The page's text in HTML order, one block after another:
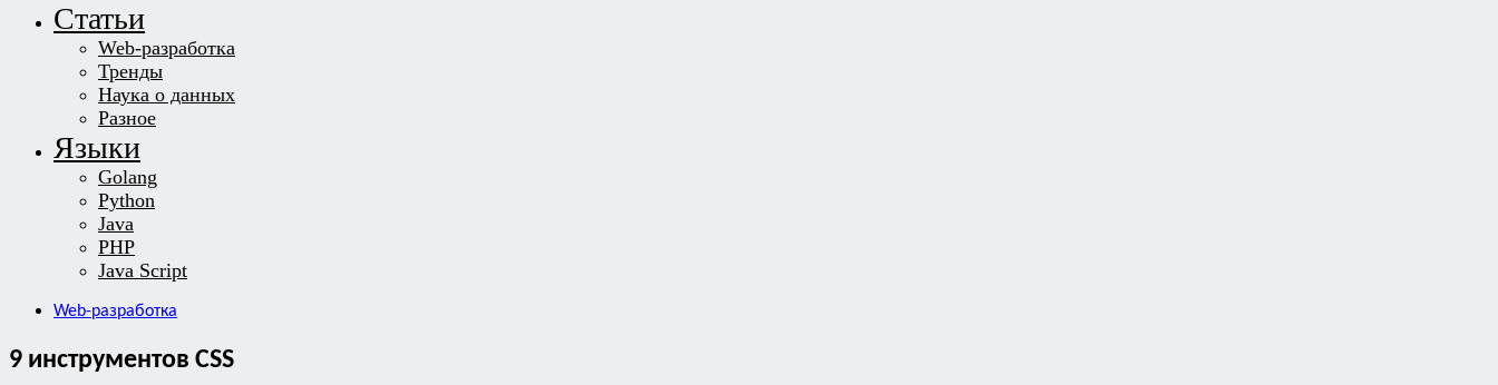
Статьи
Web-разработка
Тренды
Наука о данных
Разное
Языки
Golang
Python
Java
PHP
Java Script
Web-разработка
9 инструментов CSS